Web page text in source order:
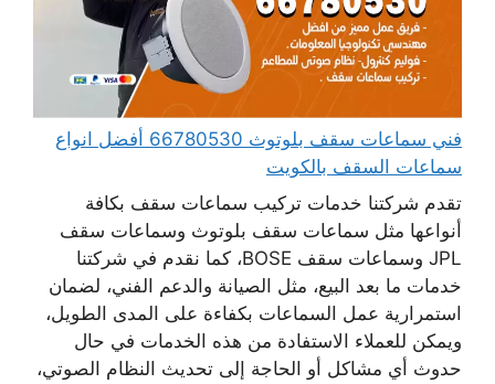
فني سماعات سقف بلوتوث 66780530 أفضل انواع
سماعات السقف بالكويت
تقدم شركتنا خدمات تركيب سماعات سقف بكافة
أنواعها مثل سماعات سقف بلوتوث وسماعات سقف
JPL وسماعات سقف BOSE، كما نقدم في شركتنا
خدمات ما بعد البيع، مثل الصيانة والدعم الفني، لضمان
استمرارية عمل السماعات بكفاءة على المدى الطويل،
ويمكن للعملاء الاستفادة من هذه الخدمات في حال
حدوث أي مشاكل أو الحاجة إلى تحديث النظام الصوتي،